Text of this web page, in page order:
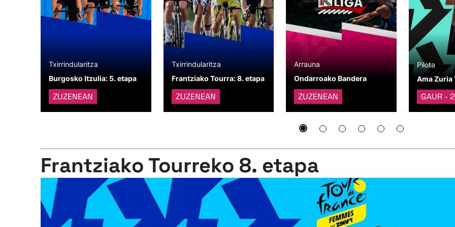
Txirrindularitza
Burgosko Itzulia: 5. etapa
ZUZENEAN
Txirrindularitza
Frantziako Tourra: 8. etapa
ZUZENEAN
Arrauna
Ondarroako Bandera
ZUZENEAN
Pilota
Ama Zuria
GAUR -
Frantziako Tourreko 8. etapa